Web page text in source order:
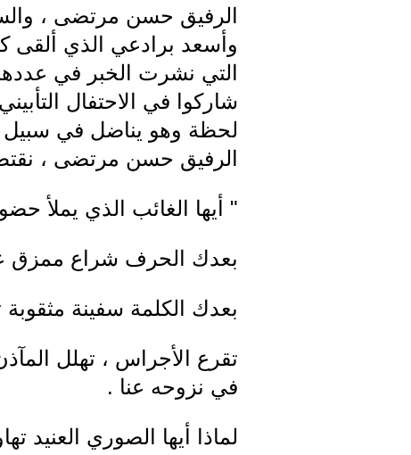
الرفيق حسن مرتضى ،
وأسعد برادعي الذي ألقى
شاركوا في الاحتفال
لحظة وهو يناضل في سبيل
الرفيق حسن مرتضى ،
" أيها الغائب الذي يملأ
بعدك الحرف شراع ممزق
بعدك الكلمة سفينة
تقرع الأجراس ، تهلل
في نزوحه عنا .
لماذا أيها الصوري العنيد